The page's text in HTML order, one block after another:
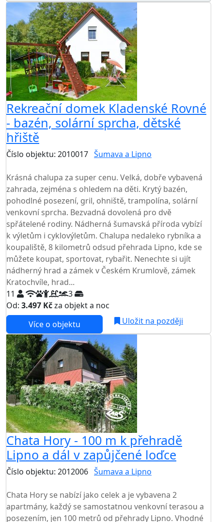
Rekreační domek Kladenské Rovné
- bazén, solární sprcha, dětské
hřiště
Číslo objektu: 2010017 Šumava a Lipno
Krásná chalupa za super cenu. Velká, dobře vybavená
zahrada, zejména s ohledem na děti. Krytý bazén,
pohodlné posezení, gril, ohniště, trampolína, solární
venkovní sprcha. Bezvadná dovolená pro dvě
spřátelené rodiny. Nádherná šumavská příroda vybízí
k výletům i cyklovýletům. Chalupa nedaleko rybníka a
koupaliště, 8 kilometrů odsud přehrada Lipno, kde se
můžete koupat, sportovat, rybařit. Nenechte si ujít
nádherný hrad a zámek v Českém Krumlově, zámek
Kratochvíle, hrad...
11
3
Od: 3.497 Kčza objekt a noc
Více o objektu
Uložit na později
Chata Hory - 100 m k přehradě
Lipno a dál v zapůjčené loďce
Číslo objektu: 2012006 Šumava a Lipno
Chata Hory se nabízí jako celek a je vybavena 2
apartmány, každý se samostatnou venkovní terasou a
posezením, jen 100 metrů od přehrady Lipno. Vhodné